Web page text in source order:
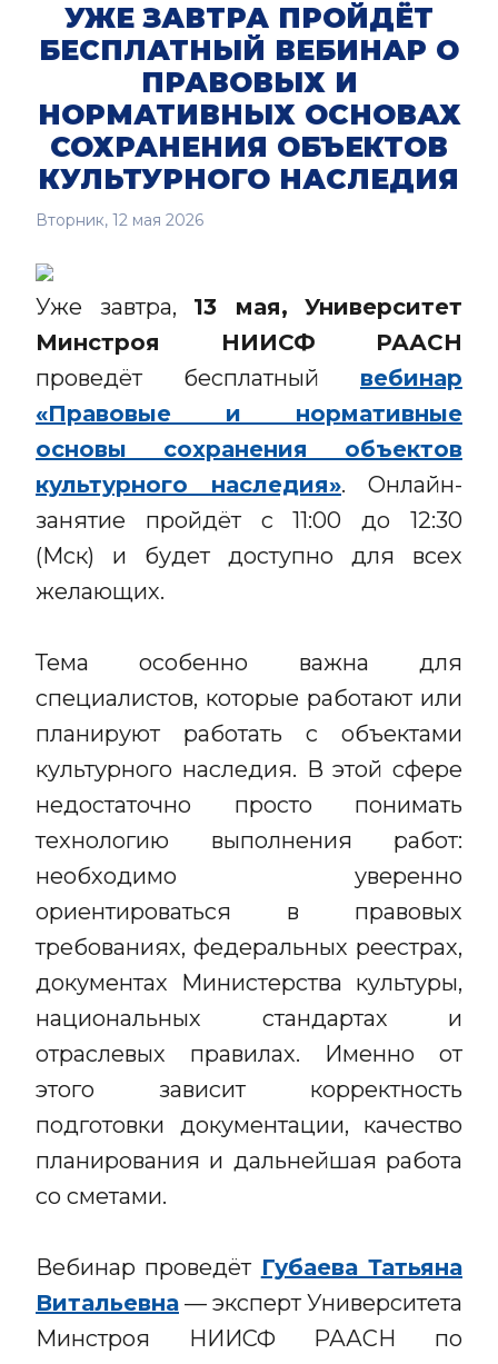
УЖЕ ЗАВТРА ПРОЙДЁТ
БЕСПЛАТНЫЙ ВЕБИНАР О
ПРАВОВЫХ И
НОРМАТИВНЫХ ОСНОВАХ
СОХРАНЕНИЯ ОБЪЕКТОВ
КУЛЬТУРНОГО НАСЛЕДИЯ
Вторник, 12 мая 2026
Уже завтра, 13 мая,
Университет
Минстроя НИИСФ РААСН
проведёт бесплатный вебинар
«Правовые и нормативные
основы сохранения объектов
культурного наследия». Онлайн-
занятие пройдёт с 11:00 до 12:30
(Мск) и будет доступно для всех
желающих.
Тема особенно важна для
специалистов, которые работают или
планируют работать с объектами
культурного наследия. В этой сфере
недостаточно просто понимать
технологию выполнения работ:
необходимо уверенно
ориентироваться в правовых
требованиях, федеральных реестрах,
документах Министерства культуры,
национальных стандартах и
отраслевых правилах. Именно от
этого зависит корректность
подготовки документации, качество
планирования и дальнейшая работа
со сметами.
Вебинар проведёт Губаева Татьяна
Витальевна — эксперт Университета
Минстроя НИИСФ РААСН по